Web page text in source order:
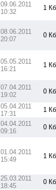
09.06.2011
10:32
1 Кб
08.06.2011
20:07
0 Кб
05.05.2011
16:21
1 Кб
07.04.2011
19:02
0 Кб
05.04.2011
17:31
1 Кб
04.04.2011
09:16
0 Кб
01.04.2011
15:49
1 Кб
25.03.2011
18:45
0 Кб